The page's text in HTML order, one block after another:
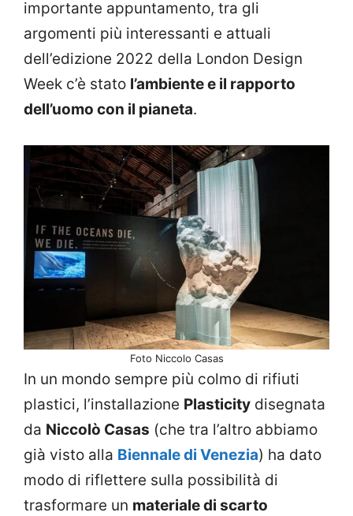
importante appuntamento, tra gli
argomenti più interessanti e attuali
dell’edizione 2022 della London Design
Week c’è stato l’ambiente e il rapporto
dell’uomo con il pianeta.
Foto Niccolo Casas
In un mondo sempre più colmo di rifiuti
plastici, l’installazione Plasticity disegnata
da Niccolò Casas (che tra l’altro abbiamo
già visto alla Biennale di Venezia) ha dato
modo di riflettere sulla possibilità di
trasformare un materiale di scarto